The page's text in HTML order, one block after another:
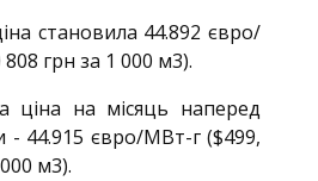
становила 44.892 євро/
грн за 1 000 м3).
ціна на місяць наперед
- 44.915 євро/МВт-г ($499,
м3).